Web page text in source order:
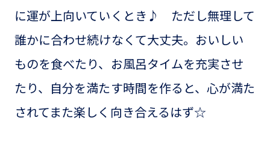
に運が上向いていくとき♪ ただし無理して
誰かに合わせ続けなくて大丈夫。おいしい
ものを食べたり、お風呂タイムを充実させ
たり、自分を満たす時間を作ると、心が満た
されてまた楽しく向き合えるはず☆